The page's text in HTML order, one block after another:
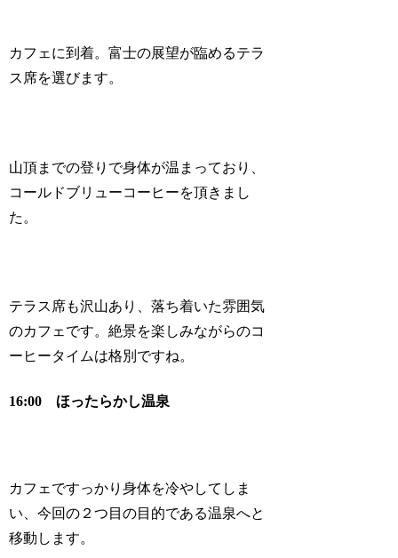
カフェに到着。富士の展望が臨めるテラ
ス席を選びます。
山頂までの登りで身体が温まっており、
コールドブリューコーヒーを頂きまし
た。
テラス席も沢山あり、落ち着いた雰囲気
のカフェです。絶景を楽しみながらのコ
ーヒータイムは格別ですね。
16:00 ほったらかし温泉
カフェですっかり身体を冷やしてしま
い、今回の２つ目の目的である温泉へと
移動します。